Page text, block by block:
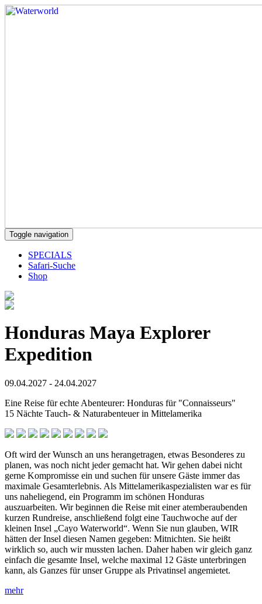
Toggle navigation
SPECIALS
Safari-Suche
Shop
Honduras Maya Explorer
Expedition
09.04.2027 - 24.04.2027
Eine Reise für echte Abenteurer: Honduras für "Connaisseurs"
15 Nächte Tauch- & Naturabenteuer in Mittelamerika
Oft wird der Wunsch an uns herangetragen, etwas Besonderes zu
planen, was noch nicht jeder gemacht hat. Wir gehen dabei nicht
gerne Kompromisse ein und suchen für unsere Gäste immer das
maximale Gesamterlebnis. Als Mittelamerikaspezialisten war es für
uns naheliegend, ein Programm im schönen Honduras
auszuarbeiten. Wir beginnen die Reise mit einer atemberaubenden
kurzen Rundreise, anschließend folgt eine Tauchwoche auf der
kleinen Insel „Cayo Waterworld“. Wenn Sie nun glauben, WIR
hätten der Insel diesen Namen gegeben: Mitnichten. Sie heißt
wirklich so, auch wir mussten lachen. Daher haben wir gleich ganz
einfach die gesamte Insel, welche maximal 12 Gäste unterbringen
kann, als Ganzes für unser Gruppe als Privatinsel angemietet.